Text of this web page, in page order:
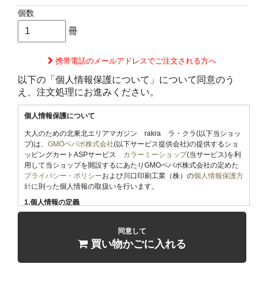
個数
冊
携帯電話のメールアドレスでご注文される方へ
以下の「個人情報保護について」について同意のう
え、注文処理にお進みください。
個人情報保護について
大人のための北東北エリアマガジン rakra ラ・クラ(以下当ショッ
プ)は、 GMOペパボ株式会社(以下サービス提供会社)の提供するショ
ッピングカートASPサービス カラーミーショップ(当サービス)を利
用して当ショップを開設するにあたりGMOペパボ株式会社の定めた
プライバシー・ポリシーおよび川口印刷工業（株）の個人情報保護方
針に則った個人情報の取扱いを行います。
1.個人情報の定義
「個人情報」とは、生存する個人に関する情報であって、当該情報に
ことができるもの、及び他の情報と容易に照合することができ、それ
により特定の個人を識別することができることとなるものをいいま
同意して
買い物かごに入れる